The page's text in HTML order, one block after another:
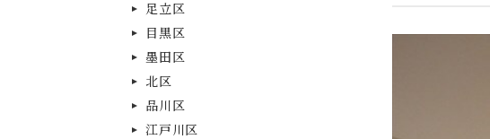
足立区
目黒区
墨田区
北区
品川区
江戸川区